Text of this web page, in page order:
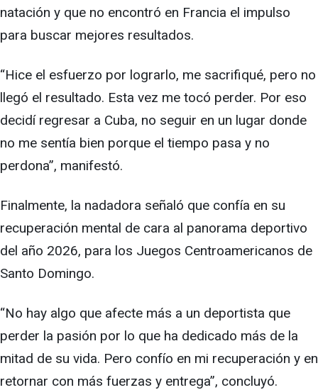
natación y que no encontró en Francia el impulso
para buscar mejores resultados.
“Hice el esfuerzo por lograrlo, me sacrifiqué, pero no
llegó el resultado. Esta vez me tocó perder. Por eso
decidí regresar a Cuba, no seguir en un lugar donde
no me sentía bien porque el tiempo pasa y no
perdona”, manifestó.
Finalmente, la nadadora señaló que confía en su
recuperación mental de cara al panorama deportivo
del año 2026, para los Juegos Centroamericanos de
Santo Domingo.
“No hay algo que afecte más a un deportista que
perder la pasión por lo que ha dedicado más de la
mitad de su vida. Pero confío en mi recuperación y en
retornar con más fuerzas y entrega”, concluyó.